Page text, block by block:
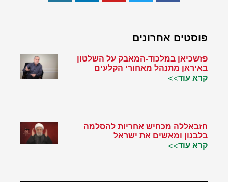
פוסטים אחרונים
פזשכיאן במלכוד-המאבק על השלטון
באיראן מתנהל מאחורי הקלעים
קרא עוד>>
חזבאללה מכחיש אחריות להסלמה
בלבנון ומאשים את ישראל
קרא עוד>>